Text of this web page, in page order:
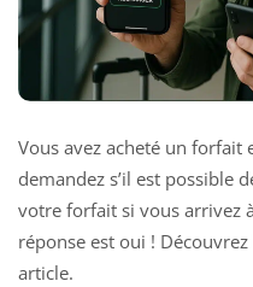
Vous avez acheté un forfait
demandez s’il est possible
votre forfait si vous arrivez
réponse est oui !
article.